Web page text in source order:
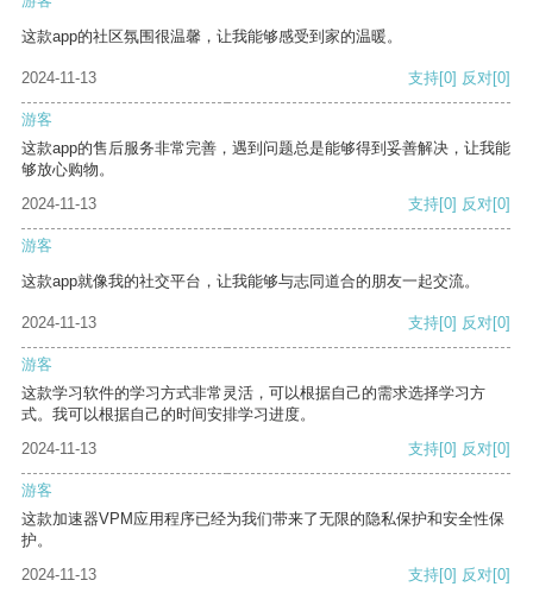
这款app的社区氛围很温馨，让我能够感受到家的温暖。
2024-11-13 支持[0] 反对[0]
游客
这款app的售后服务非常完善，遇到问题总是能够得到妥善解决，让我能
够放心购物。
2024-11-13
支持[0] 反对[0]
游客
这款app就像我的社交平台，让我能够与志同道合的朋友一起交流。
2024-11-13 支持[0] 反对[0]
游客
这款学习软件的学习方式非常灵活，可以根据自己的需求选择学习方
式。我可以根据自己的时间安排学习进度。
2024-11-13
支持[0] 反对[0]
游客
这款加速器VPM应用程序已经为我们带来了无限的隐私保护和安全性保
护。
2024-11-13
支持[0] 反对[0]